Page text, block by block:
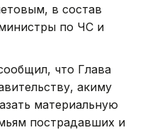
в состав
по ЧС и
что Глава
акиму
материальную
пострадавших и